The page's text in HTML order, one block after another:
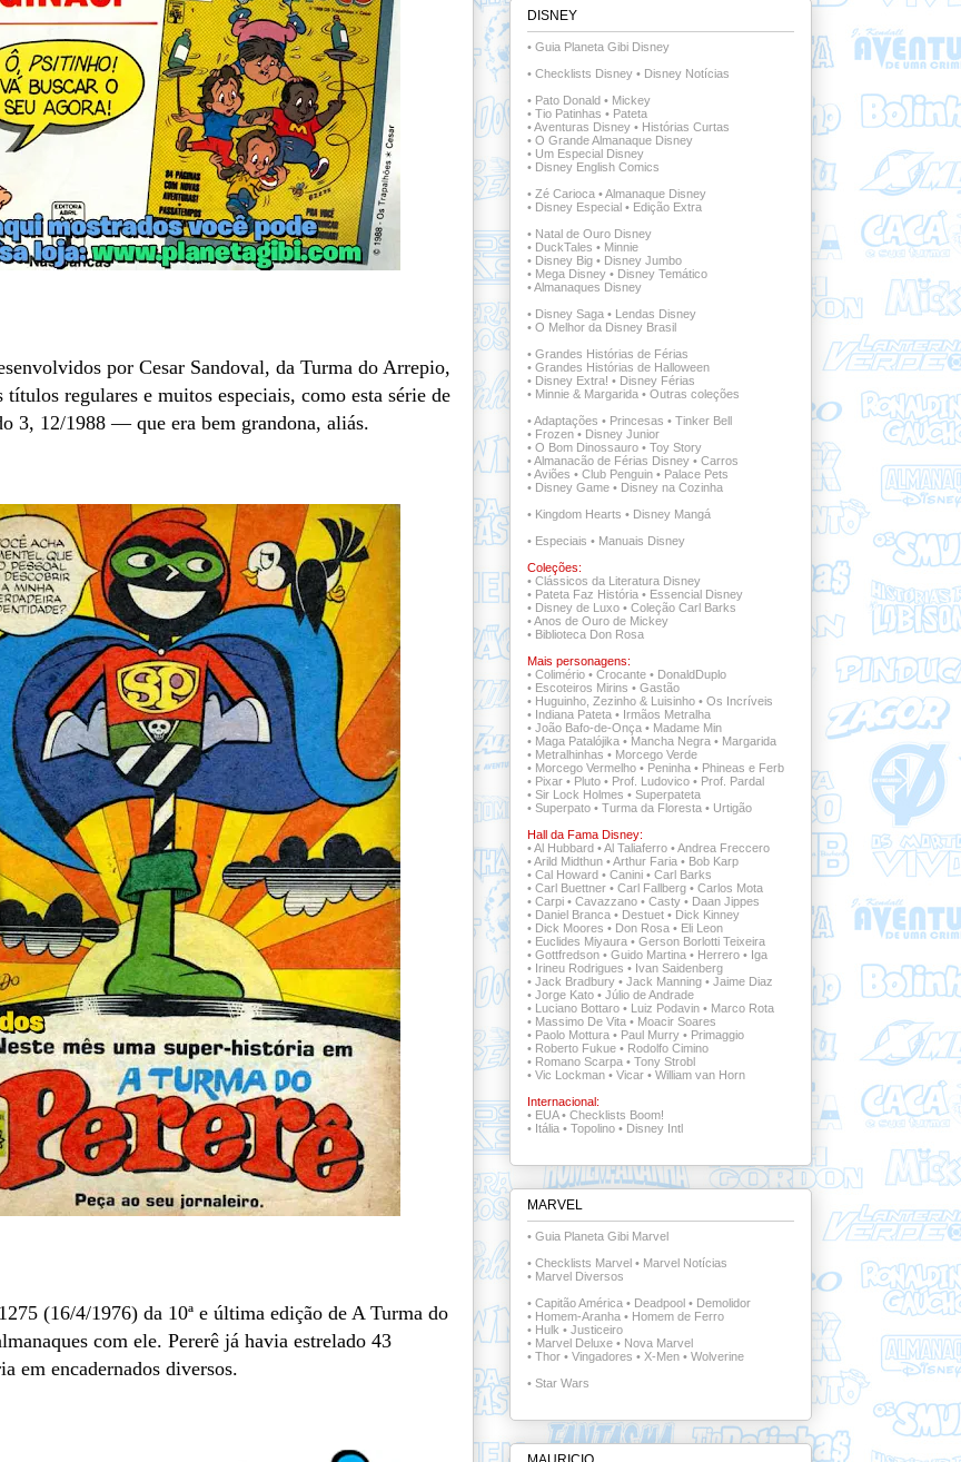
por Cesar Sandoval, da Turma do Arrepio,
regulares e muitos especiais, como esta série de
3, 12/1988 — que era bem grandona, aliás.
(16/4/1976) da 10ª e última edição de A Turma do
com ele. Pererê já havia estrelado 43
em encadernados diversos.
DISNEY
• Guia Planeta Gibi Disney
• Checklists Disney• Disney Notícias
• Pato Donald• Mickey
• Tio Patinhas • Pateta
• Aventuras Disney • Histórias Curtas
• O Grande Almanaque Disney
• Um Especial Disney
• Disney English Comics
• Zé Carioca •Almanaque Disney
• Disney Especial • Edição Extra
• Natal de Ouro Disney
• DuckTales • Minnie
• Disney Big • Disney Jumbo
• Mega Disney • Disney Temático
•Almanaques Disney
• Disney Saga• Lendas Disney
• O Melhor da Disney Brasil
• Grandes Histórias de Férias
• Grandes Histórias de Halloween
• Disney Extra! • Disney Férias
• Minnie & Margarida• Outras coleções
• Adaptações • Princesas • Tinker Bell
• Frozen• Disney Junior
• O Bom Dinossauro • Toy Story
•Almanacão de Férias Disney • Carros
• Aviões • Club Penguin• Palace Pets
• Disney Game• Disney na Cozinha
• Kingdom Hearts • Disney Mangá
• Especiais • Manuais Disney
Coleções:
• Clássicos da Literatura Disney
• Pateta Faz História• Essencial Disney
• Disney de Luxo• Coleção Carl Barks
•Anos de Ouro de Mickey
• Biblioteca Don Rosa
Mais personagens:
• Colimério• Crocante• DonaldDuplo
• Escoteiros Mirins • Gastão
• Huguinho, Zezinho & Luisinho• Os Incríveis
• Indiana Pateta • Irmãos Metralha
• João Bafo-de-Onça • Madame Min
• Maga Patalójika• Mancha Negra• Margarida
• Metralhinhas • Morcego Verde
• Morcego Vermelho • Peninha• Phineas e Ferb
• Pixar• Pluto• Prof. Ludovico • Prof. Pardal
• Sir Lock Holmes • Superpateta
• Superpato• Turma da Floresta• Urtigão
Hall da Fama Disney:
•Al Hubbard•Al Taliaferro•Andrea Freccero
•Arild Midthun•Arthur Faria• Bob Karp
• Cal Howard• Canini• Carl Barks
• Carl Buettner• Carl Fallberg • Carlos Mota
• Carpi • Cavazzano• Casty• Daan Jippes
• Daniel Branca• Destuet• Dick Kinney
• Dick Moores • Don Rosa• Eli Leon
• Euclides Miyaura • Gerson Borlotti Teixeira
• Gottfredson • Guido Martina • Herrero• Iga
• Irineu Rodrigues • Ivan Saidenberg
• Jack Bradbury• Jack Manning• Jaime Diaz
• Jorge Kato• Júlio de Andrade
• Luciano Bottaro• Luiz Podavin• Marco Rota
• Massimo De Vita • Moacir Soares
• Paolo Mottura • Paul Murry • Primaggio
• Roberto Fukue • Rodolfo Cimino
• Romano Scarpa • Tony Strobl
• Vic Lockman• Vicar • William van Horn
Internacional:
• EUA • Checklists Boom!
• Itália • Topolino • Disney Intl
MARVEL
• Guia Planeta Gibi Marvel
• Checklists Marvel• Marvel Notícias
• Marvel Diversos
• Capitão América• Deadpool• Demolidor
• Homem-Aranha• Homem de Ferro
• Hulk • Justiceiro
• Marvel Deluxe• Nova Marvel
• Thor • Vingadores • X-Men• Wolverine
• Star Wars